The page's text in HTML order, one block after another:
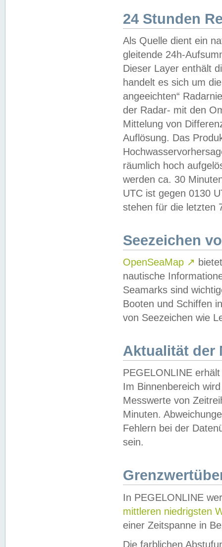
24 Stunden
Als Quelle dient ein
gleitende 24h-
Dieser Layer enthält
handelt es sich um
angeeichten“
der Radar- mit den
Mittelung von
Auflösung. Das
räumlich hoch
werden ca. 30
UTC ist gegen 0130
stehen für die letzten
Seezeichen
OpenSeaMap ↗
nautische
Seamarks sind
Booten und Schiffen
von Seezeichen wie
Aktualität der
PEGELONLINE
Im Binnenbereich
Messwerte von
Minuten.
Fehlern bei der
sein.
In PEGELONLINE
mittleren niedrigsten
einer Zeitspanne in
Die farblichen